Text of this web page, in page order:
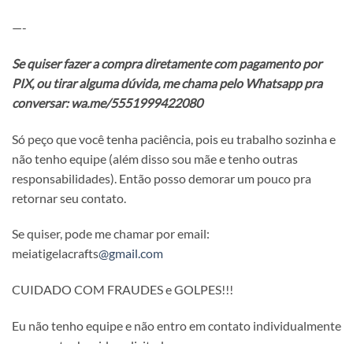
—-
Se quiser fazer a compra diretamente com pagamento por
PIX, ou tirar alguma dúvida, me chama pelo Whatsapp pra
conversar: wa.me/5551999422080
Só peço que você tenha paciência, pois eu trabalho sozinha e
não tenho equipe (além disso sou mãe e tenho outras
responsabilidades). Então posso demorar um pouco pra
retornar seu contato.
Se quiser, pode me chamar por email:
meiatigelacrafts@gmail.com
CUIDADO COM FRAUDES e GOLPES!!!
Eu não tenho equipe e não entro em contato individualmente